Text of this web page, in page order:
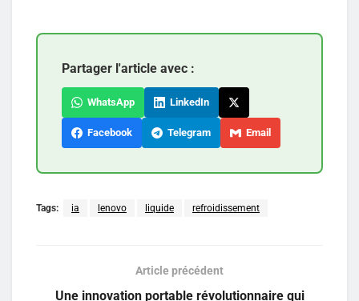
Partager l'article avec :
WhatsApp LinkedIn
Facebook Telegram Email
Tags: ia lenovo liquide refroidissement
Article précédent
Une innovation portable révolutionnaire qui